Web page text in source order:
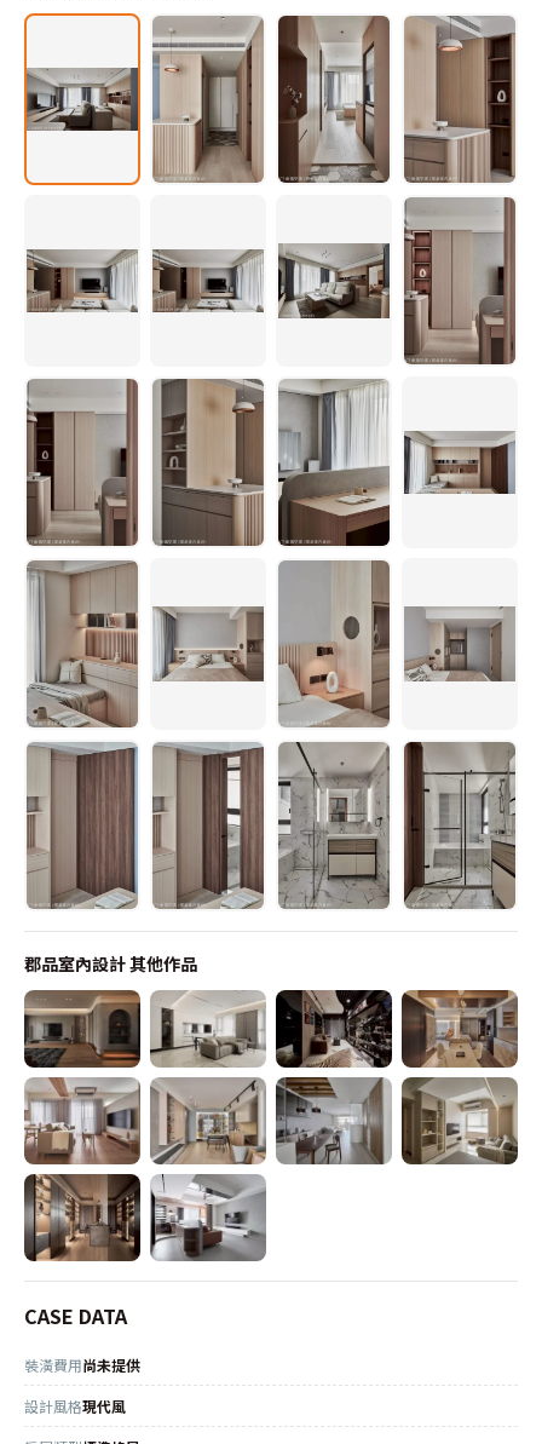
郡品室內設計其他作品
CASE DATA
裝潢費用尚未提供
設計風格現代風